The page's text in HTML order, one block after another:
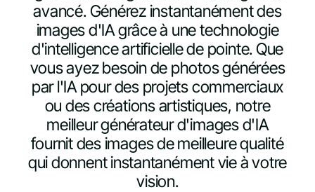
avancé. Générez instantanément des
images d'IA grâce à une technologie
d'intelligence artificielle de pointe. Que
vous ayez besoin de photos générées
par l'IA pour des projets commerciaux
ou des créations artistiques, notre
meilleur générateur d'images d'IA
fournit des images de meilleure qualité
qui donnent instantanément vie à votre
vision.